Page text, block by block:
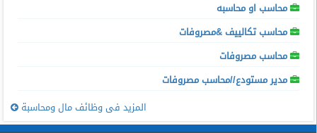
محاسب او محاسبه
محاسب تكالييف &مصروفات
محاسب مصروفات
مدير مستودع//محاسب مصروفات
المزيد فى وظائف مال ومحاسبة